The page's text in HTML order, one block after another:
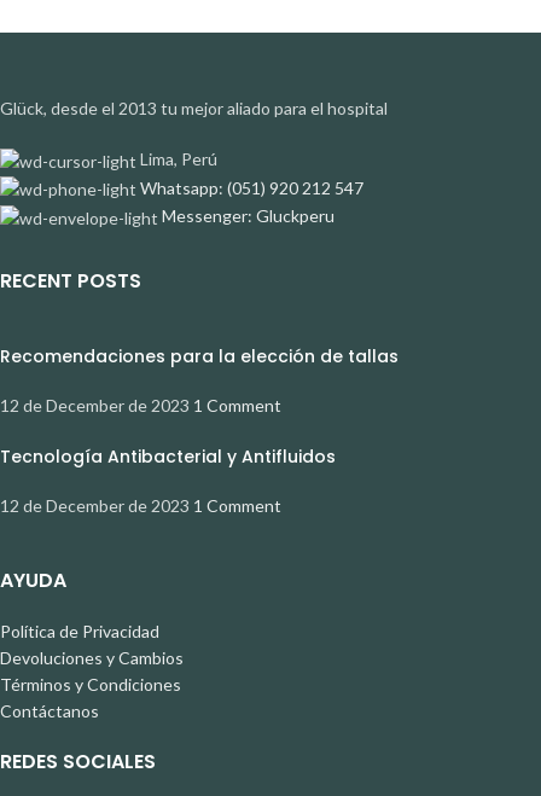
Glück, desde el 2013 tu mejor aliado para el hospital
Lima, Perú
Whatsapp: (051) 920 212 547
Messenger: Gluckperu
RECENT POSTS
Recomendaciones para la elección de tallas
12 de December de 2023 1 Comment
Tecnología Antibacterial y Antifluidos
12 de December de 2023 1 Comment
AYUDA
Política de Privacidad
Devoluciones y Cambios
Términos y Condiciones
Contáctanos
REDES SOCIALES